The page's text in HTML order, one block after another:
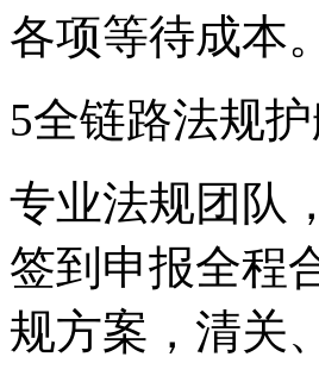
各项等待成本。
5全链路法规
专业法规团队
签到申报全程
规方案，清关